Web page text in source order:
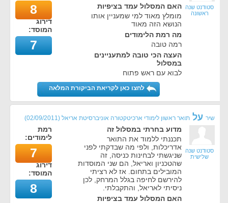
סטודנט שנה
ראשונה
האם המסלול עמד בציפיות
מומלץ מאוד למי שמעניין אותו
הנושא הזה מאוד
מה רמת הלימודים
רמה טובה
העצה הכי טובה למתעניינים
במסלול
לבוא עם ראש פתוח
8
דירוג
המוסד:
7
לחצו כאן לקריאת הביקורת המלאה
שיר על תואר ראשון לימודי ארכיטקטורה אוניברסיטת אריאל (
02/09/2011
)
סטודנט שנה
שלישית
מדוע בחרתי במסלול זה
תכננתי ללמוד את התואר
אדריכלות, ולפי מה שבדקתי לפני
שניגשתי לבחינות כניסה, זה
שהטכניון ואריאל, הם שני המוסדות
המובילים בתחום. אז לא רציתי
להירשם לחיפה בגלל המרחק, לכן
ניסיתי לאריאל, והתקבלתי.
האם המסלול עמד בציפיות
רמת
לימודים:
7
דירוג
המוסד:
8